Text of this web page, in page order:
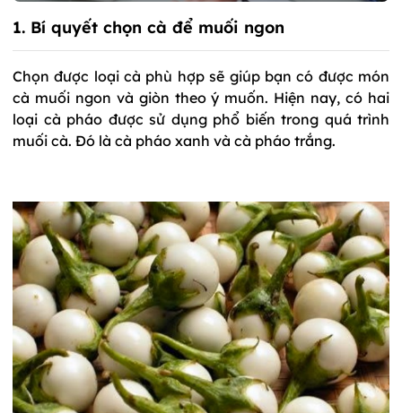
1. Bí quyết chọn cà để muối ngon
Chọn được loại cà phù hợp sẽ giúp bạn có được món
cà muối ngon và giòn theo ý muốn. Hiện nay, có hai
loại cà pháo được sử dụng phổ biến trong quá trình
muối cà. Đó là cà pháo xanh và cà pháo trắng.